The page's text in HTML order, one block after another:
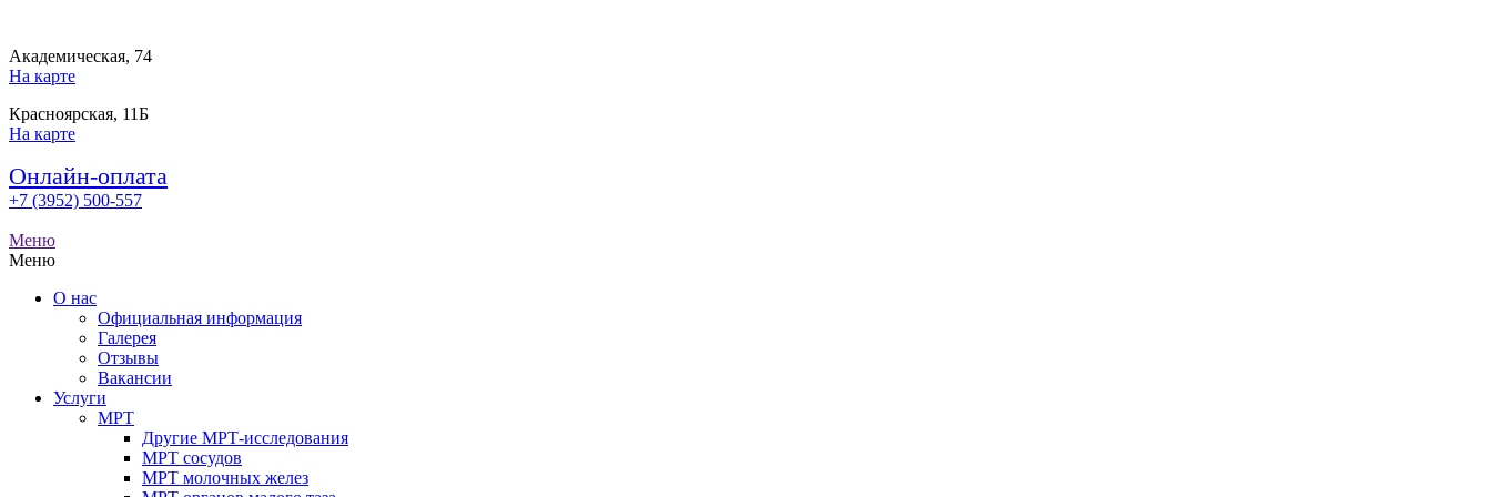
Академическая, 74
На карте
Красноярская, 11Б
На карте
Онлайн-оплата
+7 (3952) 500-557
Меню
Меню
О нас
Официальная информация
Галерея
Отзывы
Вакансии
Услуги
МРТ
Другие МРТ-исследования
МРТ сосудов
МРТ молочных желез